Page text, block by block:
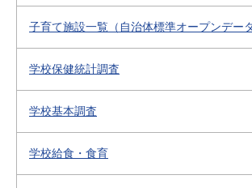
子育て施設一覧（自治体標準オープンデー
学校保健統計調査
学校基本調査
学校給食・食育